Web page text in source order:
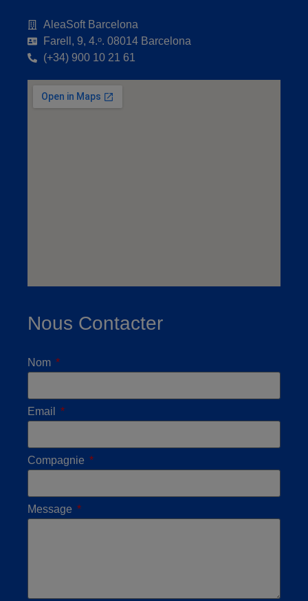
AleaSoft Barcelona
Farell, 9, 4.ᵒ. 08014 Barcelona
(+34) 900 10 21 61
Nous Contacter
Nom
Email
Compagnie
Message